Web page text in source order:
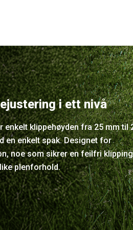
i ett nivå
enkelt klippehøyden fra 25 mm til
en enkelt spak. Designet for
noe som sikrer en feilfri klipping
plenforhold.